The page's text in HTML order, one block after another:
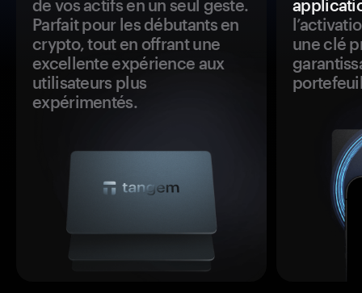
de vos actifs en un seul geste.
Parfait pour les débutants en
crypto, tout en offrant une
excellente expérience aux
utilisateurs plus
expérimentés.
une clé